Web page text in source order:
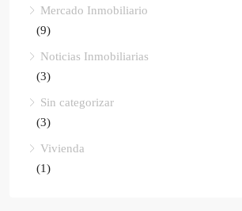
Mercado Inmobiliario
(9)
Noticias Inmobiliarias
(3)
Sin categorizar
(3)
Vivienda
(1)